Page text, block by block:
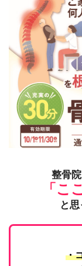
整骨
「こ
と
・